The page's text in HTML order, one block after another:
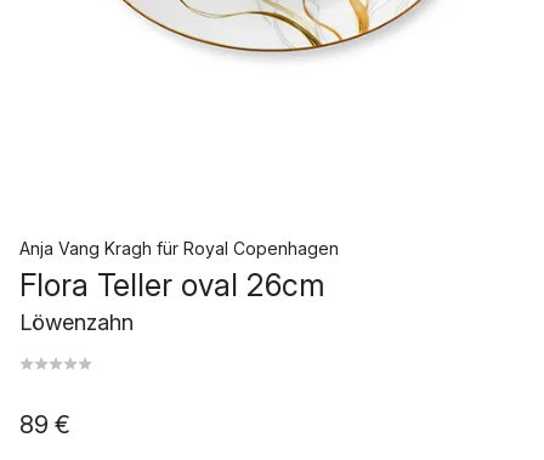
Anja Vang Kragh für Royal Copenhagen
Flora Teller oval 26cm
Löwenzahn
89 €